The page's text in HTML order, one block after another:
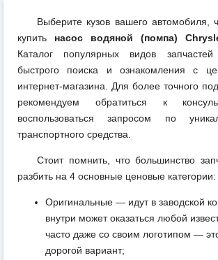
Выберите кузов вашего автомобиля,
купить насос водяной (помпа)
Каталог популярных видов
быстрого поиска и ознакомления с
интернет-магазина. Для более точного
рекомендуем обратиться к
воспользоваться запросом по
транспортного средства.
Стоит помнить, что большинство
разбить на 4 основные ценовые категории:
Оригинальные — идут в заводской
внутри может оказаться любой
часто даже со своим логотипом —
дорогой вариант;